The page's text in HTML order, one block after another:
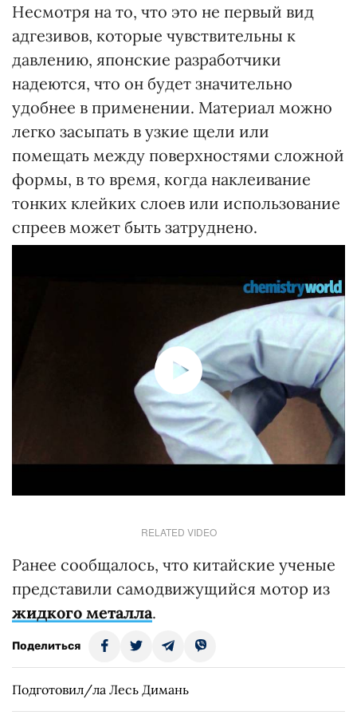
Несмотря на то, что это не первый вид
адгезивов, которые чувствительны к
давлению, японские разработчики
надеются, что он будет значительно
удобнее в применении. Материал можно
легко засыпать в узкие щели или
помещать между поверхностями сложной
формы, в то время, когда наклеивание
тонких клейких слоев или использование
спреев может быть затруднено.
RELATED VIDEO
Ранее сообщалось, что китайские ученые
представили самодвижущийся мотор из
жидкого металла.
Поделиться
Подготовил/ла Лесь Димань